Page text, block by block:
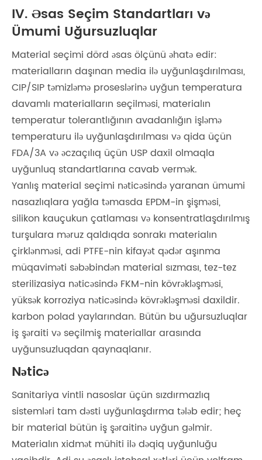
IV. Əsas Seçim Standartları və
Ümumi Uğursuzluqlar
Material seçimi dörd əsas ölçünü əhatə edir:
materialların daşınan media ilə uyğunlaşdırılması,
CIP/SIP təmizləmə proseslərinə uyğun temperatura
davamlı materialların seçilməsi, materialın
temperatur tolerantlığının avadanlığın işləmə
temperaturu ilə uyğunlaşdırılması və qida üçün
FDA/3A və əczaçılıq üçün USP daxil olmaqla
uyğunluq standartlarına cavab vermək.
Yanlış material seçimi nəticəsində yaranan ümumi
nasazlıqlara yağla təmasda EPDM-in şişməsi,
silikon kauçukun çatlaması və konsentratlaşdırılmış
turşulara məruz qaldıqda sonrakı materialın
çirklənməsi, adi PTFE-nin kifayət qədər aşınma
müqaviməti səbəbindən material sızması, tez-tez
sterilizasiya nəticəsində FKM-nin kövrəkləşməsi,
yüksək korroziya nəticəsində kövrəkləşməsi daxildir.
karbon polad yaylarından. Bütün bu uğursuzluqlar
iş şəraiti və seçilmiş materiallar arasında
uyğunsuzluqdan qaynaqlanır.
Nəticə
Sanitariya vintli nasoslar üçün sızdırmazlıq
sistemləri tam dəsti uyğunlaşdırma tələb edir; heç
bir material bütün iş şəraitinə uyğun gəlmir.
Materialın xidmət mühiti ilə dəqiq uyğunluğu